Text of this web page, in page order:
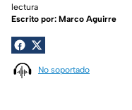
lectura
Escrito por: Marco Aguirre
No soportado